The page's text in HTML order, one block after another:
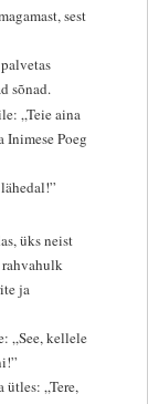
sest
sõnad.
„Teie aina
Inimese Poeg
üks neist
rahvahulk
ja
„See, kellele
ütles: „Tere,